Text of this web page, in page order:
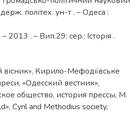
політех. ун-т . – Одеса :
– 2013 . – Вип.29: сер.: Історія .
, Кирило-Мефодіївське
, «Одесский вестник»,
общество, история прессы, M.
, Cyril and Methodius society,